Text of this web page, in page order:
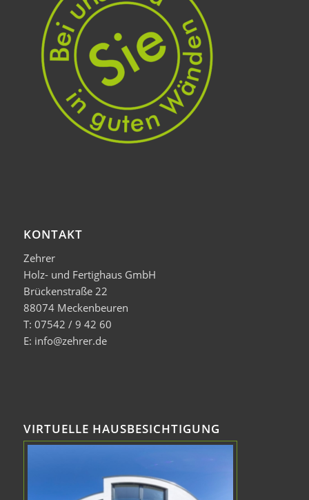
KONTAKT
Zehrer
Holz- und Fertighaus GmbH
Brückenstraße 22
88074 Meckenbeuren
T: 07542 / 9 42 60
E: info@zehrer.de
VIRTUELLE HAUSBESICHTIGUNG